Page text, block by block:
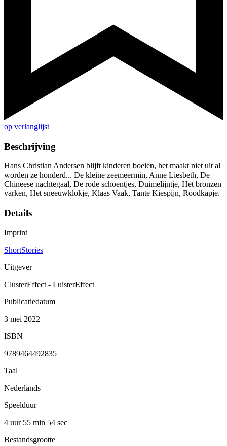
op verlanglijst
Beschrijving
Hans Christian Andersen blijft kinderen boeien, het maakt niet uit al
worden ze honderd... De kleine zeemeermin, Anne Liesbeth, De
Chineese nachtegaal, De rode schoentjes, Duimelijntje, Het bronzen
varken, Het sneeuwklokje, Klaas Vaak, Tante Kiespijn, Roodkapje.
Details
Imprint
ShortStories
Uitgever
ClusterEffect - LuisterEffect
Publicatiedatum
3 mei 2022
ISBN
9789464492835
Taal
Nederlands
Speelduur
4 uur 55 min 54 sec
Bestandsgrootte